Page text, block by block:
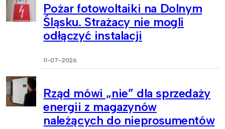
Pożar fotowoltaiki na Dolnym
Śląsku. Strażacy nie mogli
odłączyć instalacji
11-07-2026
Rząd mówi „nie” dla sprzedaży
energii z magazynów
należących do nieprosumentów